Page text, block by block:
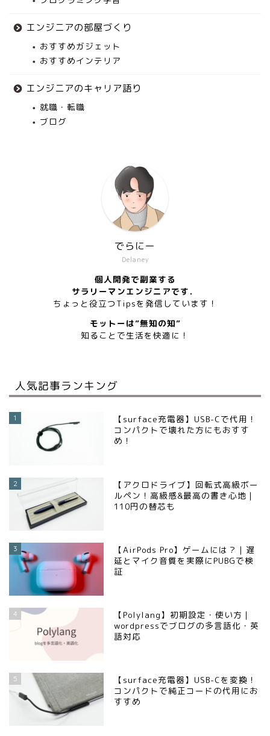
エンジニアの部屋づくり
おすすめガジェット
おすすめインテリア
エンジニアのキャリア語り
就職・転職
ブログ
Delaney
でらにー
個人開発で副業する
サラリーマンエンジニアです．
ちょっと役立つTipsを発信しています！
モットーは”無知の知”
知ることで生活を快適に！
人気記事ランキング
1
【surface充電器】USB-Cで代用！
コンパクトで壊れた方にもおすす
め！
2
【アクロドライブ】回転式高級ボー
ルペン！高級感&最高の書き心地｜
110円の替芯も
3
【AirPods Pro】ゲームには？｜遅
延とマイク音質を実際にPUBGで検
証
4
【Polylang】初期設定・使い方｜
wordpressでブログの多言語化・英
語対応
5
【surface充電器】USB-Cを変換！
コンパクトで純正コードの代用にお
すすめ